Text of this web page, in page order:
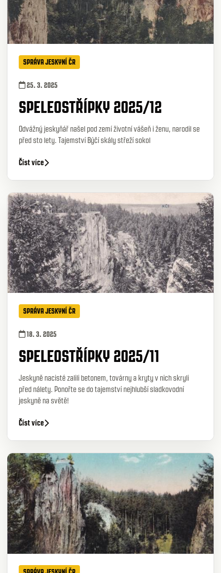
SPRÁVA JESKYNÍ ČR
25. 3. 2025
SPELEOSTŘÍPKY 2025/12
Odvážný jeskyňář našel pod zemí životní vášeň i ženu, narodil se
před sto lety. Tajemství Býčí skály střeží sokol
Číst více
SPRÁVA JESKYNÍ ČR
18. 3. 2025
SPELEOSTŘÍPKY 2025/11
Jeskyně nacisté zalili betonem, továrny a kryty v nich skryli
před nálety. Ponořte se do tajemství nejhlubší sladkovodní
jeskyně na světě!
Číst více